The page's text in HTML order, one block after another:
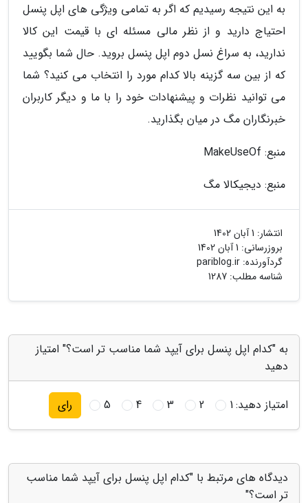
به این نتیجه رسیدیم که اگر به تمامی ویژگی های اپل پنسل
احتیاج دارید و از نظر مالی مسئله ای با قیمت این کالا
ندارید، به سراغ نسل دوم اپل پنسل بروید. حال شما بگویید
که از بین سه گزینه بالا کدام مورد را انتخاب می کنید؟ شما
می توانید نظرات و پیشنهادات خود را با ما و دیگر کاربران
خبرنگاران مگ در میان بگذارید.
منبع: MakeUseOf
منبع: دیجیکالا مگ
انتشار: 1 آبان 1402
بروزرسانی: 1 آبان 1402
گردآورنده: pariblog.ir
شناسه مطلب: 1287
به "کدام اپل پنسل برای آیپد شما مناسب تر است؟" امتیاز
دهید
امتیاز دهید:1
2
3
4
5 رای
دیدگاه های مرتبط با "کدام اپل پنسل برای آیپد شما مناسب
تر است؟"